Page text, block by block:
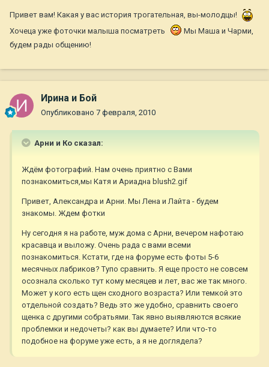
Привет вам! Какая у вас история трогательная, вы-молодцы!
Хочеца уже фоточки малыша посматреть
Мы Маша и Чарми,
будем рады общению!
Ирина и Бой
Опубликовано 7 февраля, 2010
Арни и Ко сказал:
Ждём фотографий. Нам очень приятно с Вами
познакомиться,мы Катя и Ариадна blush2.gif
Привет, Александра и Арни. Мы Лена и Лайта - будем
знакомы. Ждем фотки
Ну сегодня я на работе, муж дома с Арни, вечером нафотаю
красавца и выложу. Очень рада с вами всеми
познакомиться. Кстати, где на форуме есть фоты 5-6
месячных лабриков? Тупо сравнить. Я еще просто не совсем
осознала сколько тут кому месяцев и лет, вас же так много.
Может у кого есть щен сходного возраста? Или темкой это
отдельной создать? Ведь это же удобно, сравнить своего
щенка с другими собратьями. Так явно выявляются всякие
проблемки и недочеты? как вы думаете? Или что-то
подобное на форуме уже есть, а я не доглядела?